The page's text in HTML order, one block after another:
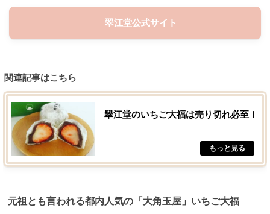
翠江堂公式サイト
関連記事はこちら
翠江堂のいちご大福は売り切れ必至！
元祖とも言われる都内人気の「大角玉屋」いちご大福